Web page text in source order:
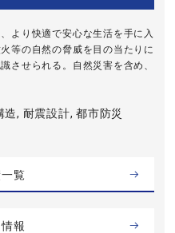
より快適で安心な生活を手に入
等の自然の脅威を目の当たりに
させられる。自然災害を含め、
造, 耐震設計, 都市防災
覧
報